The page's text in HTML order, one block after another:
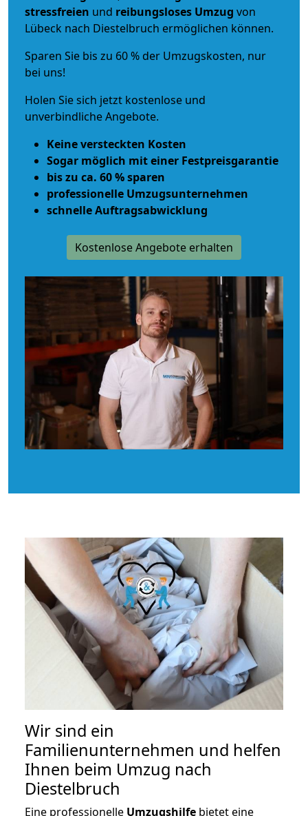
stressfreien und reibungsloses Umzug von
Lübeck nach Diestelbruch ermöglichen können.
Sparen Sie bis zu 60 % der Umzugskosten, nur
bei uns!
Holen Sie sich jetzt kostenlose und
unverbindliche Angebote.
Keine versteckten Kosten
Sogar möglich mit einer Festpreisgarantie
bis zu ca. 60 % sparen
professionelle Umzugsunternehmen
schnelle Auftragsabwicklung
Kostenlose Angebote erhalten
Wir sind ein
Familienunternehmen und helfen
Ihnen beim Umzug nach
Diestelbruch
Eine professionelle Umzugshilfe bietet eine